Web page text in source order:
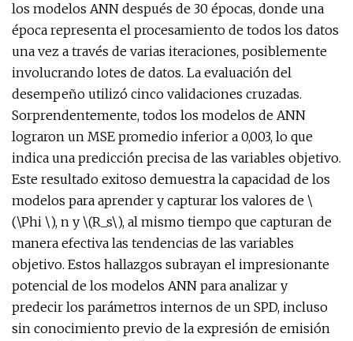
los modelos ANN después de 30 épocas, donde una
época representa el procesamiento de todos los datos
una vez a través de varias iteraciones, posiblemente
involucrando lotes de datos. La evaluación del
desempeño utilizó cinco validaciones cruzadas.
Sorprendentemente, todos los modelos de ANN
lograron un MSE promedio inferior a 0,003, lo que
indica una predicción precisa de las variables objetivo.
Este resultado exitoso demuestra la capacidad de los
modelos para aprender y capturar los valores de \
(\Phi \), n y \(R_s\), al mismo tiempo que capturan de
manera efectiva las tendencias de las variables
objetivo. Estos hallazgos subrayan el impresionante
potencial de los modelos ANN para analizar y
predecir los parámetros internos de un SPD, incluso
sin conocimiento previo de la expresión de emisión